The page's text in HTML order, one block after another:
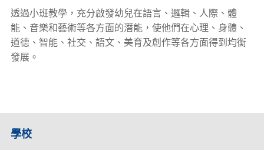
透過小班教學，充分啟發幼兒在語言、邏輯、人際、體
能、音樂和藝術等各方面的潛能，使他們在心理、身體、
道德、智能、社交、語文、美育及創作等各方面得到均衡
發展。
學校